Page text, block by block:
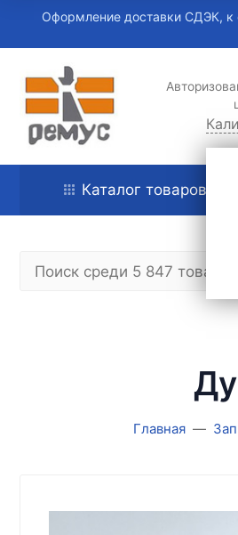
Оформление доставки СДЭК, к
Каталог товаров
Главная